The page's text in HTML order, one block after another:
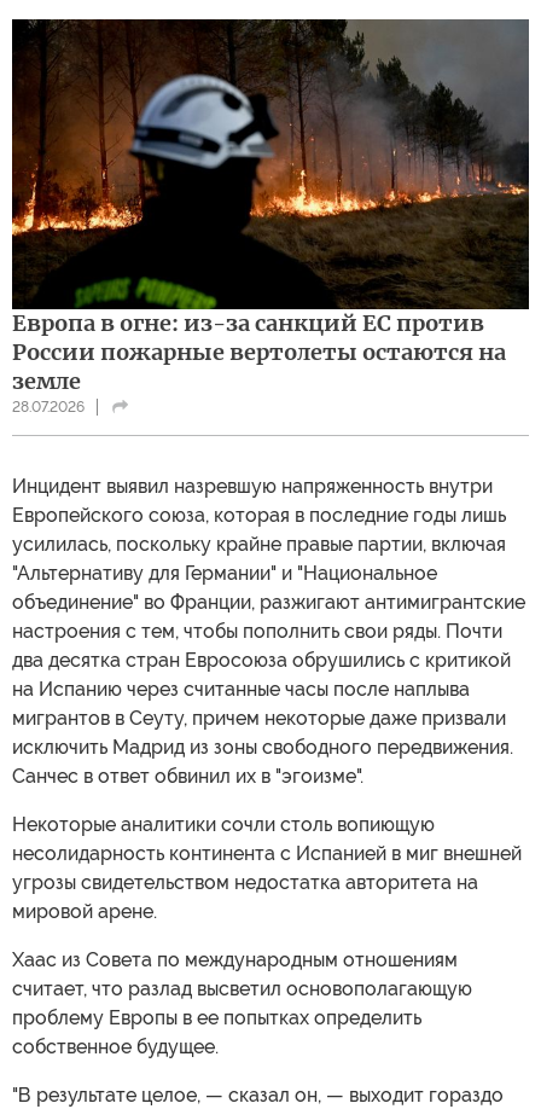
Европа в огне: из-за санкций ЕС против
России пожарные вертолеты остаются на
земле
28.07.2026
Инцидент выявил назревшую напряженность внутри
Европейского союза, которая в последние годы лишь
усилилась, поскольку крайне правые партии, включая
"Альтернативу для Германии" и "Национальное
объединение" во Франции, разжигают антимигрантские
настроения с тем, чтобы пополнить свои ряды. Почти
два десятка стран Евросоюза обрушились с критикой
на Испанию через считанные часы после наплыва
мигрантов в Сеуту, причем некоторые даже призвали
исключить Мадрид из зоны свободного передвижения.
Санчес в ответ обвинил их в "эгоизме".
Некоторые аналитики сочли столь вопиющую
несолидарность континента с Испанией в миг внешней
угрозы свидетельством недостатка авторитета на
мировой арене.
Хаас из Совета по международным отношениям
считает, что разлад высветил основополагающую
проблему Европы в ее попытках определить
собственное будущее.
"В результате целое, — сказал он, — выходит гораздо